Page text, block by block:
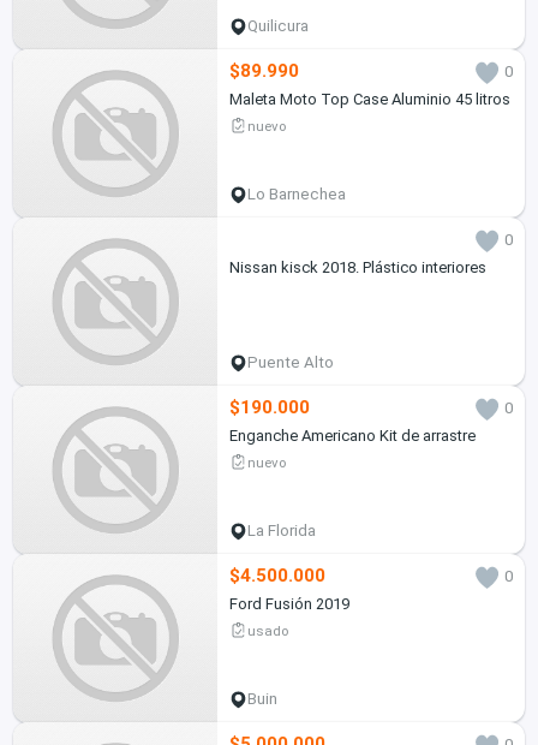
Quilicura
$89.990
0
Maleta Moto Top Case Aluminio 45 litros
nuevo
Lo Barnechea
0
Nissan kisck 2018. Plástico interiores
Puente Alto
$190.000
0
Enganche Americano Kit de arrastre
nuevo
La Florida
$4.500.000
0
Ford Fusión 2019
usado
Buin